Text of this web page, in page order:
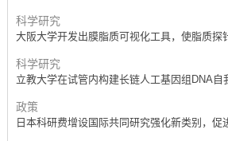
科学研究
大阪大学开发出膜脂质可视化工具，使脂质探
科学研究
立教大学在试管内构建长链人工基因组DNA自
政策
日本科研费增设国际共同研究强化新类别，促